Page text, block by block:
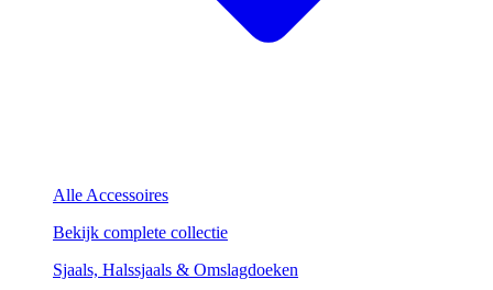
Alle Accessoires
Bekijk complete collectie
Sjaals, Halssjaals & Omslagdoeken